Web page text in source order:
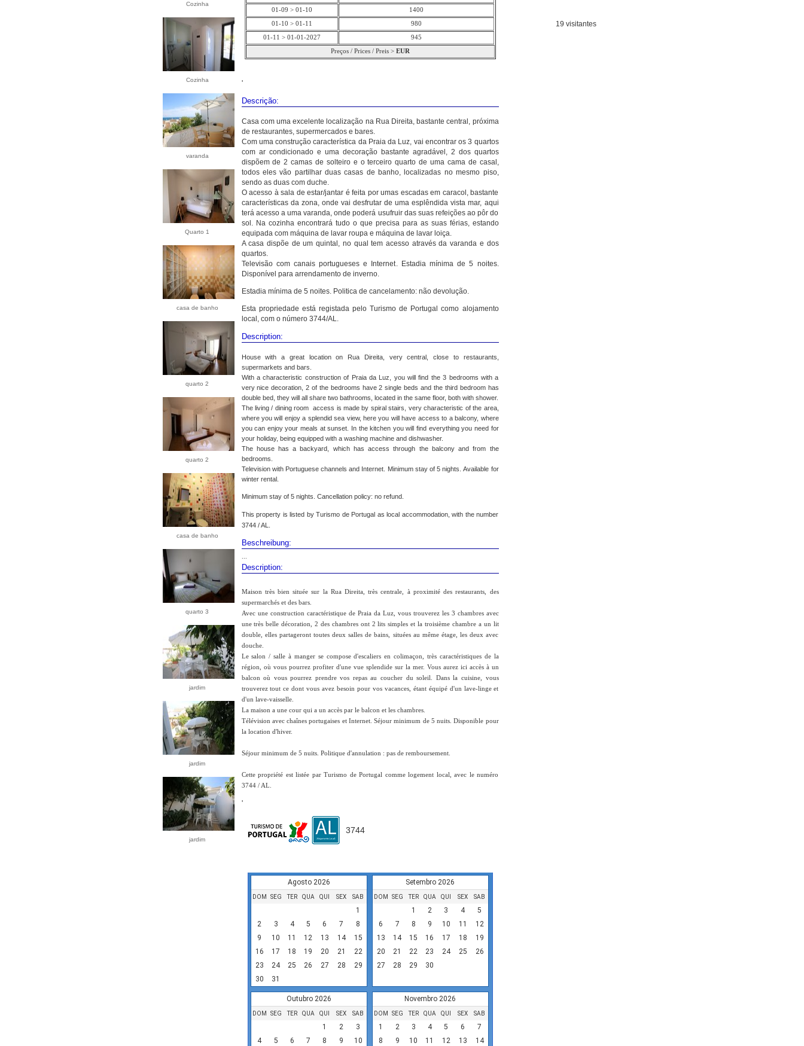
desde 350 €
19 visitantes
Cozinha
Cozinha
varanda
Quarto 1
casa de banho
quarto 2
quarto 2
casa de banho
quarto 3
jardim
jardim
jardim
01-09 > 01-10 1400
01-10 > 01-11 980
01-11 > 01-01-2027 945
Preços / Prices / Preis > EUR
'
Descrição:
Casa com uma excelente localização na Rua Direita, bastante central, próxima
de restaurantes, supermercados e bares.
Com uma construção característica da Praia da Luz, vai encontrar os 3 quartos
com ar condicionado e uma decoração bastante agradável, 2 dos quartos
dispõem de 2 camas de solteiro e o terceiro quarto de uma cama de casal,
todos eles vão partilhar duas casas de banho, localizadas no mesmo piso,
sendo as duas com duche.
O acesso à sala de estar/jantar é feita por umas escadas em caracol, bastante
características da zona, onde vai desfrutar de uma esplêndida vista mar, aqui
terá acesso a uma varanda, onde poderá usufruir das suas refeições ao pôr do
sol. Na cozinha encontrará tudo o que precisa para as suas férias, estando
equipada com máquina de lavar roupa e máquina de lavar loiça.
A casa dispõe de um quintal, no qual tem acesso através da varanda e dos
quartos.
Televisão com canais portugueses e Internet. Estadia mínima de 5 noites.
Disponível para arrendamento de inverno.
Estadia mínima de 5 noites. Politica de cancelamento: não devolução.
Esta propriedade está registada pelo Turismo de Portugal como alojamento
local, com o número 3744/AL.
Description:
House with a great location on Rua Direita, very central, close to restaurants,
supermarkets and bars.
With a characteristic construction of Praia da Luz, you will find the 3 bedrooms with a
very nice decoration, 2 of the bedrooms have 2 single beds and the third bedroom has
double bed, they will all share two bathrooms, located in the same floor, both with shower.
The living / dining room access is made by spiral stairs, very characteristic of the area,
where you will enjoy a splendid sea view, here you will have access to a balcony, where
you can enjoy your meals at sunset. In the kitchen you will find everything you need for
your holiday, being equipped with a washing machine and dishwasher.
The house has a backyard, which has access through the balcony and from the
bedrooms.
Television with Portuguese channels and Internet. Minimum stay of 5 nights.Available for
winter rental.
Minimum stay of 5 nights. Cancellation policy: no refund.
This property is listed by Turismo de Portugal as local accommodation, with the number
3744 / AL.
Beschreibung:
Description:
Maison très bien située sur la Rua Direita, très centrale, à proximité des restaurants, des
supermarchés et des bars.
Avec une construction caractéristique de Praia da Luz, vous trouverez les 3 chambres avec
une très belle décoration, 2 des chambres ont 2 lits simples et la troisième chambre a un lit
double, elles partageront toutes deux salles de bains, situées au même étage, les deux avec
douche.
Le salon / salle à manger se compose d'escaliers en colimaçon, très caractéristiques de la
région, où vous pourrez profiter d'une vue splendide sur la mer. Vous aurez ici accès à un
balcon où vous pourrez prendre vos repas au coucher du soleil. Dans la cuisine, vous
trouverez tout ce dont vous avez besoin pour vos vacances, étant équipé d'un lave-linge et
d'un lave-vaisselle.
La maison a une cour qui a un accès par le balcon et les chambres.
Télévision avec chaînes portugaises et Internet. Séjour minimum de 5 nuits. Disponible pour
la location d'hiver.
Séjour minimum de 5 nuits. Politique d'annulation : pas de remboursement.
Cette propriété est listée par Turismo de Portugal comme logement local, avec le numéro
3744 / AL.
'
3744
Agosto 2026
DOM SEG TER QUA QUI SEX SAB
1
2
3 4 5 6 7
8
9
10 11 12 13 14
15
16
17 18 19 20 21
22
23
24 25 26 27 28
29
30
31
Setembro 2026
DOM SEG TER QUA QUI SEX SAB
1 2 3 4
5
6
7 8 9 10 11
12
13
14 15 16 17 18
19
20
21 22 23 24 25
26
27
28 29 30
Outubro 2026
DOM SEG TER QUA QUI SEX SAB
1 2
3
4
5 6 7 8 9 10
Novembro 2026
DOM SEG TER QUA QUI SEX SAB
1 2 3 4 5 6
7
8
9 10 11 12 13 14